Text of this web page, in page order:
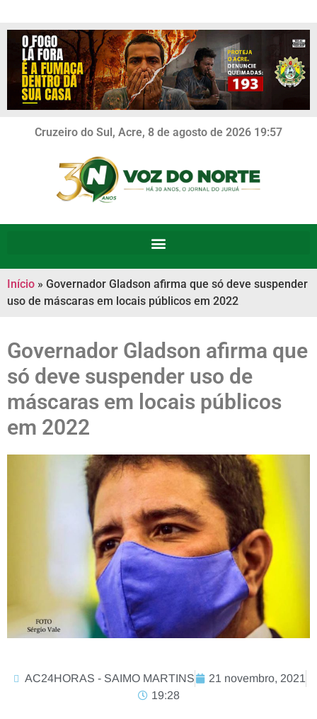
Cruzeiro do Sul, Acre, 8 de agosto de 2026 19:57
Início » Governador Gladson afirma que só deve suspender
uso de máscaras em locais públicos em 2022
Governador Gladson afirma que
só deve suspender uso de
máscaras em locais públicos
em 2022
AC24HORAS - SAIMO MARTINS
21 novembro, 2021
19:28